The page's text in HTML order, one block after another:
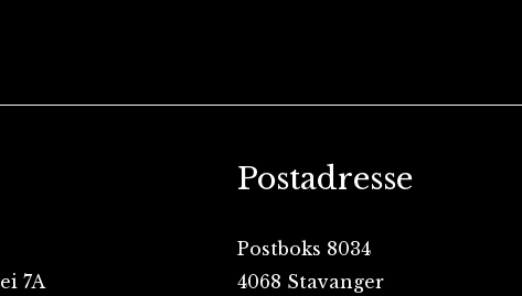
7A
Postadresse
Postboks 8034
4068 Stavanger